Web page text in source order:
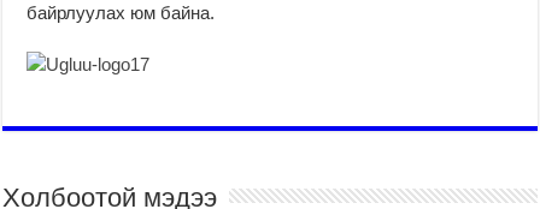
байрлуулах юм байна.
Холбоотой мэдээ